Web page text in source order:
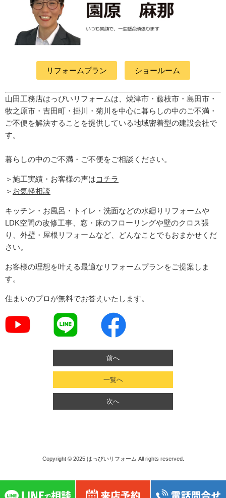
リフォームプラン ショールーム
山田工務店はっぴいリフォームは、焼津市・藤枝市・島田市・
牧之原市・吉田町 ・掛川・菊川 を中心に暮らしの中のご不満・
ご不便を解決することを提供している地域密着型の建設会社で
す。
暮らしの中のご不満・ご不便をご相談ください。
＞施工実績・お客様の声はコチラ
＞ お気軽相談
キッチン・お風呂・トイレ・洗面などの水廻りリフォームや
LDK空間の改修工事、窓・床のフローリングや壁のクロス張
り、外壁・屋根リフォームなど、どんなことでもおまかせくだ
さい。
お客様の理想を叶える最適なリフォームプランをご提案しま
す。
住まいのプロが無料でお答えいたします。
前へ
一覧へ
次へ
Copyright © 2025 はっぴいリフォーム All rights reserved.